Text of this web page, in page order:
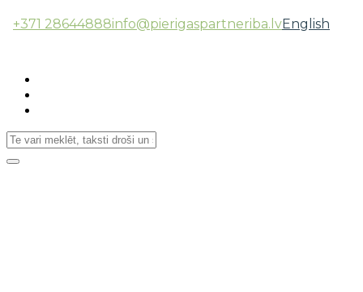
+371 28644888info@pierigaspartneriba.lvEnglish
Toggle